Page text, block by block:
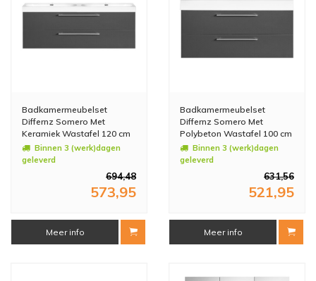
Badkamermeubelset
Differnz Somero Met
Keramiek Wastafel 120 cm
Antraciet
Binnen 3 (werk)dagen
geleverd
694,48
573,95
Meer info
Badkamermeubelset
Differnz Somero Met
Polybeton Wastafel 100 cm
Antraciet
Binnen 3 (werk)dagen
geleverd
631,56
521,95
Meer info